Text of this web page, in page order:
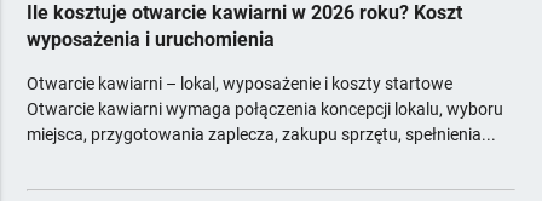
Ile kosztuje otwarcie kawiarni w 2026 roku? Koszt
wyposażenia i uruchomienia
Otwarcie kawiarni – lokal, wyposażenie i koszty startowe
Otwarcie kawiarni wymaga połączenia koncepcji lokalu, wyboru
miejsca, przygotowania zaplecza, zakupu sprzętu, spełnienia...